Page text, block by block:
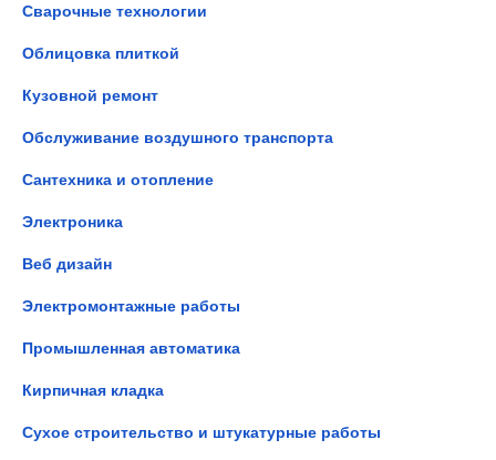
Сварочные технологии
Облицовка плиткой
Кузовной ремонт
Обслуживание воздушного транспорта
Сантехника и отопление
Электроника
Веб дизайн
Электромонтажные работы
Промышленная автоматика
Кирпичная кладка
Сухое строительство и штукатурные работы